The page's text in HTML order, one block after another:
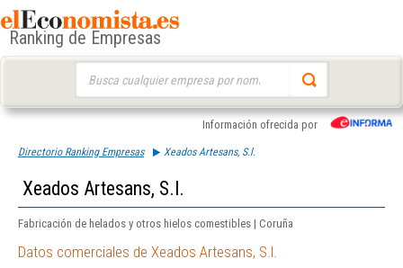
Ranking de Empresas
Información ofrecida por
Directorio Ranking Empresas Xeados Artesans, S.l.
Xeados Artesans, S.l.
Fabricación de helados y otros hielos comestibles | Coruña
Datos comerciales de Xeados Artesans, S.l.